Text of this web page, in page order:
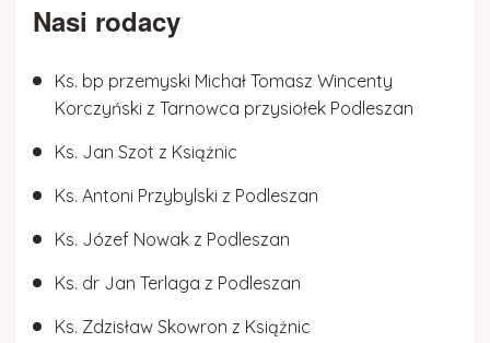
Nasi rodacy
Ks. bp przemyski Michał Tomasz Wincenty
Korczyński z Tarnowca przysiołek Podleszan
Ks. Jan Szot z Książnic
Ks. Antoni Przybylski z Podleszan
Ks. Józef Nowak z Podleszan
Ks. dr Jan Terlaga z Podleszan
Ks. Zdzisław Skowron z Książnic